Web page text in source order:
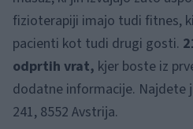
fizioterapiji imajo tudi fitnes,
pacienti kot tudi drugi gosti.
odprtih vrat, kjer boste iz
dodatne informacije. Najdete
241, 8552 Avstrija.